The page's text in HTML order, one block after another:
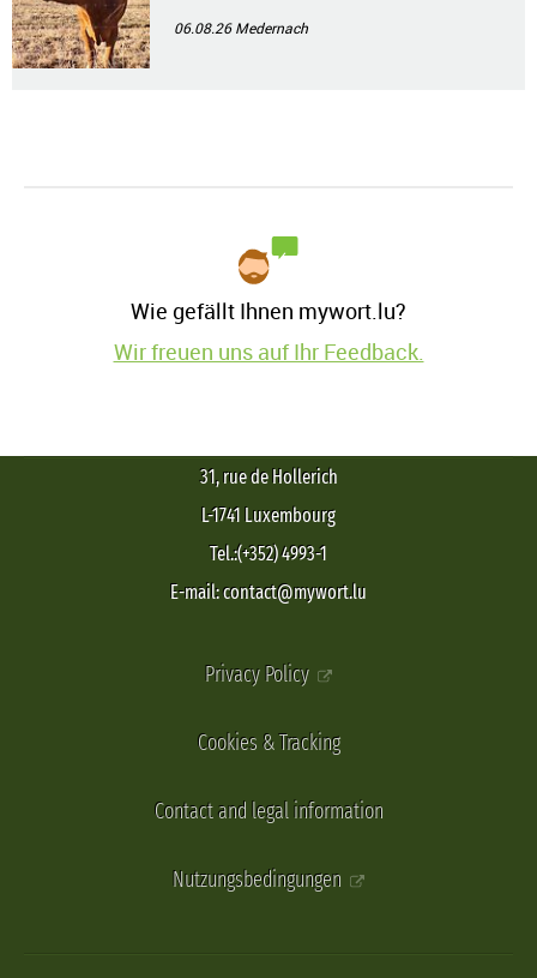
06.08.26Medernach
Wie gefällt Ihnen mywort.lu?
Wir freuen uns auf Ihr Feedback.
31, rue de Hollerich
L-1741 Luxembourg
Tel.:(+352) 4993-1
E-mail: contact@mywort.lu
Privacy Policy
Cookies & Tracking
Contact and legal information
Nutzungsbedingungen